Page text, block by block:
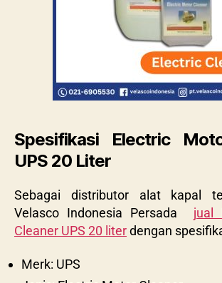
Spesifikasi Electric
UPS 20 Liter
Sebagai distributor alat kapal
Velasco Indonesia Persada jual
Cleaner UPS 20 literdengan
Merk: UPS